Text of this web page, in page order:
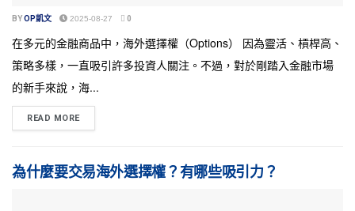
BYOP凱文 2025-08-27 0
在多元的金融商品中，海外選擇權（Options） 因為靈活、槓桿高、
策略多樣，一直吸引許多投資人關注。不過，對於剛踏入金融市場
的新手來說，海...
READ MORE
為什麼要交易海外選擇權？有哪些吸引力？